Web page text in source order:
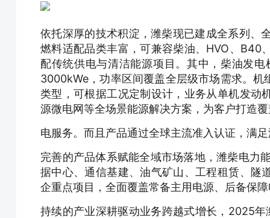
依托深厚的技术积淀，潍柴现已建成全系列、
燃料适配品类丰富，可兼容柴油、HVO、B40
配传统供电与清洁能源项目。其中，柴油发
3000kWe，功率区间覆盖全层级市场需求。
类型，可根据工况定制设计，业务从单机发动
源微电网等全场景能源解决方案，为客户打造
电服务。而且产品通过全球主流准入认证，满
完善的产品体系赋能全域市场落地，潍柴电力
据中心、通信基建、油气矿山、工程租赁、隧
企重点项目，全面覆盖常备主用电源、后备保
持续的产业深耕驱动业务跨越式增长，2025